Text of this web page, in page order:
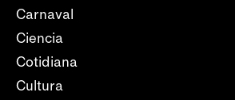
Carnaval
Ciencia
Cotidiana
Cultura